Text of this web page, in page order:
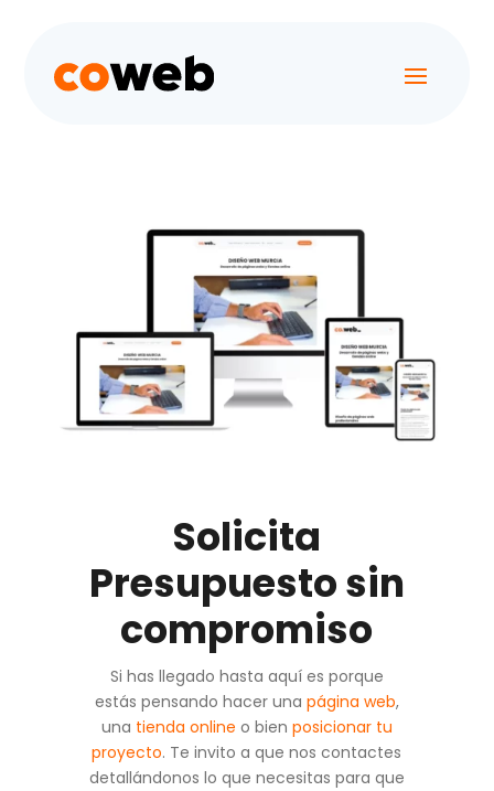
Solicita
Presupuesto sin
compromiso
Si has llegado hasta aquí es porque
estás pensando hacer una página web,
una tienda online o bien posicionar tu
proyecto. Te invito a que nos contactes
detallándonos lo que necesitas para que